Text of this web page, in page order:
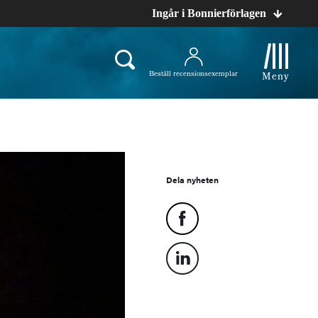
Ingår i Bonnierförlagen
Beställ recensionsexemplar Meny
Dela nyheten